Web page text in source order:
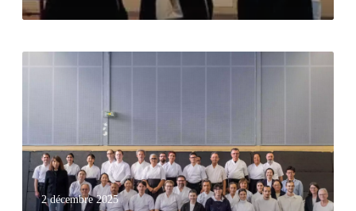
2 décembre 2025